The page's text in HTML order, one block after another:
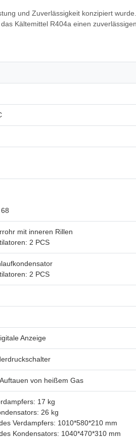
und Zuverlässigkeit konzipiert
Kältemittel R404a einen
mit inneren Rillen
2 PCS
2 PCS
Anzeige
von heißem Gas
17 kg
26 kg
Verdampfers: 1010*580*210 mm
Kondensators: 1040*470*310 mm